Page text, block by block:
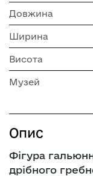
Довжина
Ширина
Висота
Музей
Опис
Фігура
дрібного